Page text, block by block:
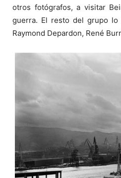
otros fotógrafos, a visitar
guerra. El resto del grupo lo
Raymond Depardon, René